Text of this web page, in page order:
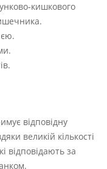
кишкового
відповідну
великій кількості
відповідають за